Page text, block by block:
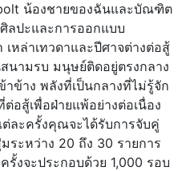
น้องชายของฉันและบัณฑิต
ลปะและการออกแบบ
เหล่าเทวดาและปีศาจต่างต่อสู้
นามรบ มนุษย์ติดอยู่ตรงกลาง
าข้าง พลังที่เป็นกลางที่ไม่รู้จัก
ต่อสู้เพื่อฝ่ายแพ้อย่างต่อเนื่อง
ต่ละครั้งคุณจะได้รับการจับคู่
ระหว่าง 20 ถึง 30 รายการ
รั้งจะประกอบด้วย 1,000 รอบ